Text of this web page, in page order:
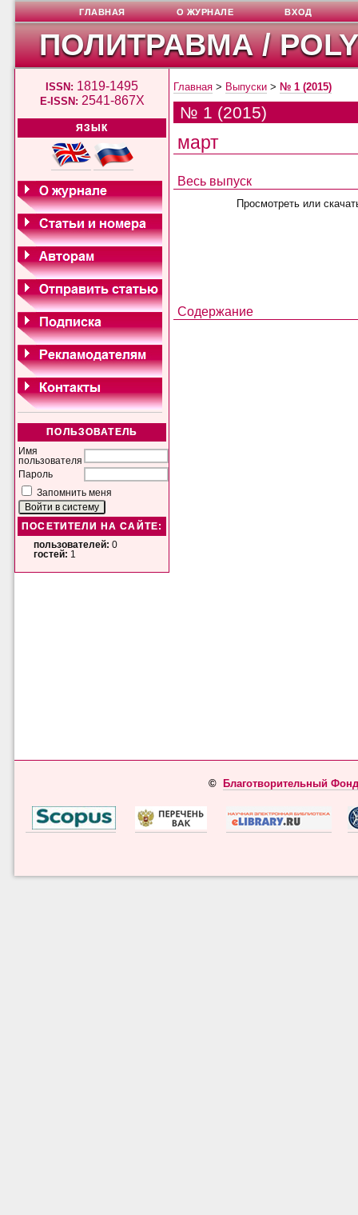
ПОЛИТРАВМА /
ISSN: 1819-1495
E-ISSN: 2541-867X
ЯЗЫК
ПОЛЬЗОВАТЕЛЬ
Имя
пользователя
Пароль
Запомнить меня
ПОСЕТИТЕЛИ НА САЙТЕ:
пользователей: 0
гостей: 1
ГЛАВНАЯ О ЖУРНАЛЕ ВХОД
Главная > Выпуски > № 1 (2015)
№ 1 (2015)
март
Весь выпуск
Просмотреть или
Содержание
© Благотворительный